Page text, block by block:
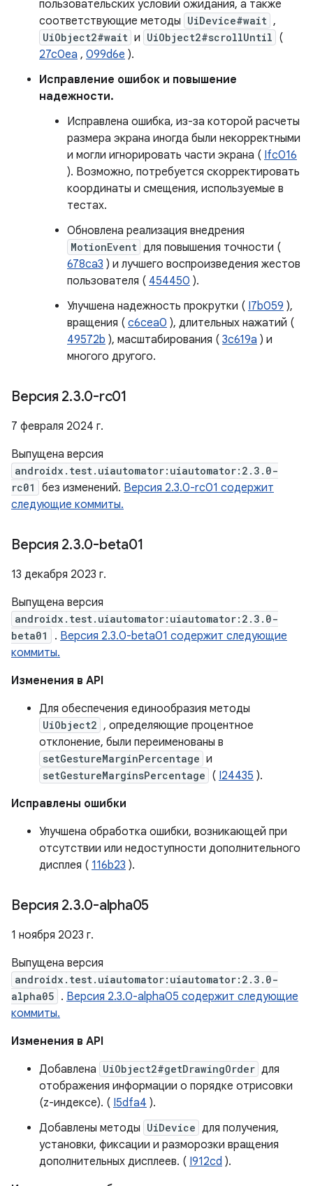
пользовательских условий ожидания, а также
соответствующие методы UiDevice#wait ,
UiObject2#wait и UiObject2#scrollUntil (
27c0ea , 099d6e ).
Исправление ошибок и повышение
надежности.
Исправлена ​​ошибка, из-за которой расчеты
размера экрана иногда были некорректными
и могли игнорировать части экрана ( Ifc016
). Возможно, потребуется скорректировать
координаты и смещения, используемые в
тестах.
Обновлена ​​реализация внедрения
MotionEvent для повышения точности (
678ca3 ) и лучшего воспроизведения жестов
пользователя ( 454450 ).
Улучшена надежность прокрутки ( I7b059 ),
вращения ( c6cea0 ), длительных нажатий (
49572b ), масштабирования ( 3c619a ) и
многого другого.
Версия 2.3.0-rc01
7 февраля 2024 г.
Выпущена версия
androidx.test.uiautomator:uiautomator:2.3.0-
rc01
без изменений. Версия 2.3.0-rc01 содержит
следующие коммиты.
Версия 2.3.0-beta01
13 декабря 2023 г.
Выпущена версия
androidx.test.uiautomator:uiautomator:2.3.0-
beta01
. Версия 2.3.0-beta01 содержит следующие
коммиты.
Изменения в API
Для обеспечения единообразия методы
UiObject2 , определяющие процентное
отклонение, были переименованы в
setGestureMarginPercentage и
setGestureMarginsPercentage ( I24435 ).
Исправлены ошибки
Улучшена обработка ошибки, возникающей при
отсутствии или недоступности дополнительного
дисплея ( 116b23 ).
Версия 2.3.0-alpha05
1 ноября 2023 г.
Выпущена версия
androidx.test.uiautomator:uiautomator:2.3.0-
alpha05 . Версия 2.3.0-alpha05 содержит следующие
коммиты.
Изменения в API
Добавлена UiObject2#getDrawingOrder для
отображения информации о порядке отрисовки
(z-индексе). ( I5dfa4 ).
Добавлены методы UiDevice для получения,
установки, фиксации и разморозки вращения
дополнительных дисплеев. ( I912cd ).